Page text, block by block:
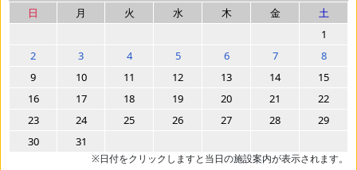
日
月 火 水 木 金
土
1
2
3 4 5 6 7
8
9
10 11 12 13 14
15
16
17 18 19 20 21
22
23
24 25 26 27 28
29
30
31
※日付をクリックしますと当日の施設案内が表示されます。